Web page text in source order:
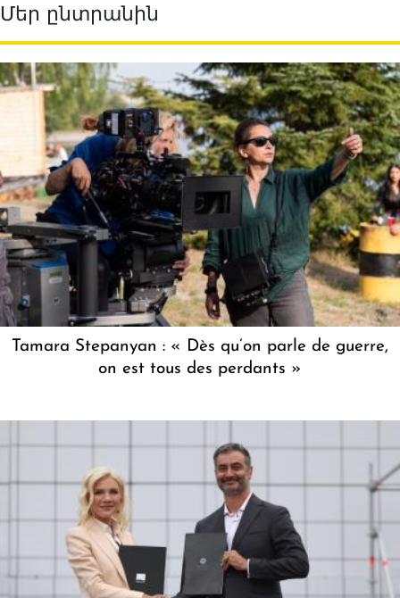
Մեր ընտրանին
Tamara Stepanyan : « Dès qu’on parle de guerre,
on est tous des perdants »